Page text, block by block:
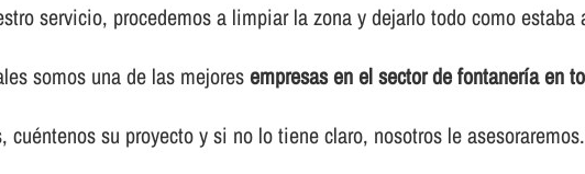
servicio, procedemos a limpiar la zona y dejarlo todo como estaba
somos una de las mejoresempresas en el sector de fontanerí­a en
cuéntenos su proyecto y si no lo tiene claro, nosotros le asesoraremos.